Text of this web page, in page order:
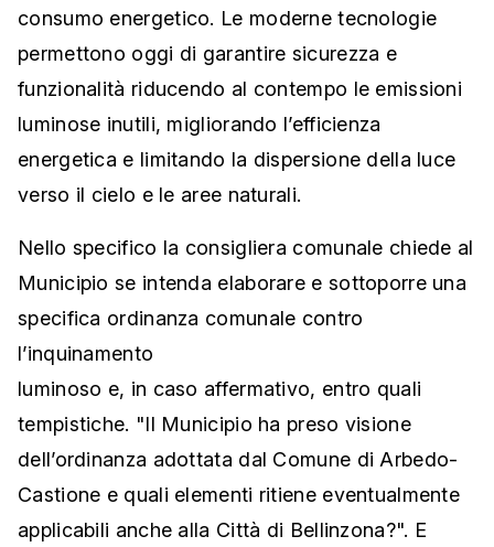
consumo energetico. Le moderne tecnologie
permettono oggi di garantire sicurezza e
funzionalità riducendo al contempo le emissioni
luminose inutili, migliorando l’efficienza
energetica e limitando la dispersione della luce
verso il cielo e le aree naturali.
Nello specifico la consigliera comunale chiede al
Municipio se intenda elaborare e sottoporre una
specifica ordinanza comunale contro
l’inquinamento
luminoso e, in caso affermativo, entro quali
tempistiche. "Il Municipio ha preso visione
dell’ordinanza adottata dal Comune di Arbedo-
Castione e quali elementi ritiene eventualmente
applicabili anche alla Città di Bellinzona?". E